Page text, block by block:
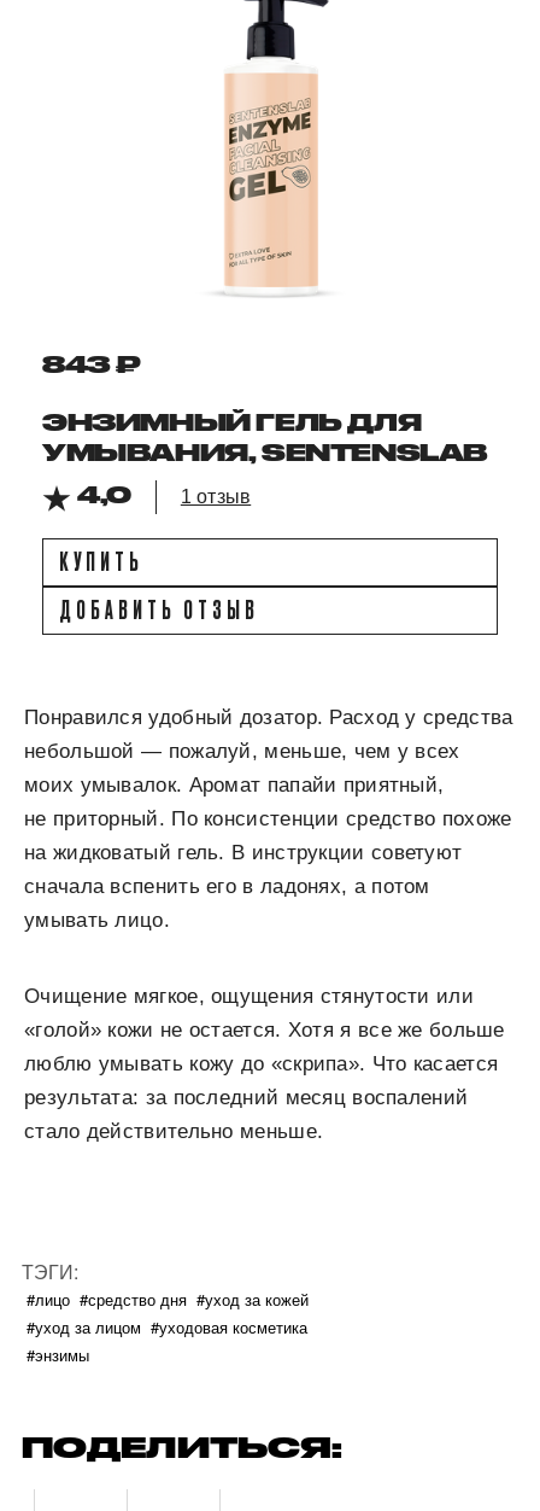
843 ₽
ЭНЗИМНЫЙ ГЕЛЬ ДЛЯ
УМЫВАНИЯ, SENTENSLAB
4,0
1 отзыв
КУПИТЬ
ДОБАВИТЬ ОТЗЫВ
Понравился удобный дозатор. Расход у средства
небольшой — пожалуй, меньше, чем у всех
моих умывалок. Аромат папайи приятный,
не приторный. По консистенции средство похоже
на жидковатый гель. В инструкции советуют
сначала вспенить его в ладонях, а потом
умывать лицо.
Очищение мягкое, ощущения стянутости или
«голой» кожи не остается. Хотя я все же больше
люблю умывать кожу до «скрипа». Что касается
результата: за последний месяц воспалений
стало действительно меньше.
ТЭГИ:
#лицо #средство дня #уход за кожей
#уход за лицом #уходовая косметика
#энзимы
ПОДЕЛИТЬСЯ: